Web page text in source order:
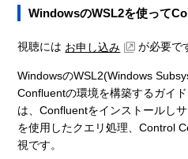
WindowsのWSL2を使って
視聴には お申し込み が必要で
WindowsのWSL2(Windows
Confluentの環境を構築するガイ
は、Confluentをインストールし
を使用したクエリ処理、Control
視です。